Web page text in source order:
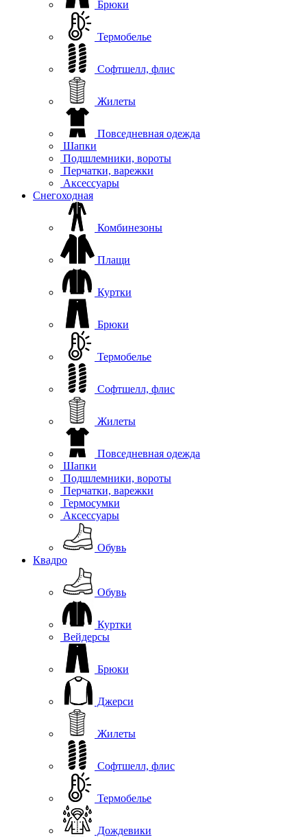
Брюки
Термобелье
Софтшелл, флис
Жилеты
Повседневная одежда
Шапки
Подшлемники, вороты
Перчатки, варежки
Аксессуары
Снегоходная
Комбинезоны
Плащи
Куртки
Брюки
Термобелье
Софтшелл, флис
Жилеты
Повседневная одежда
Шапки
Подшлемники, вороты
Перчатки, варежки
Гермосумки
Аксессуары
Обувь
Квадро
Обувь
Куртки
Вейдерсы
Брюки
Джерси
Жилеты
Софтшелл, флис
Термобелье
Дождевики